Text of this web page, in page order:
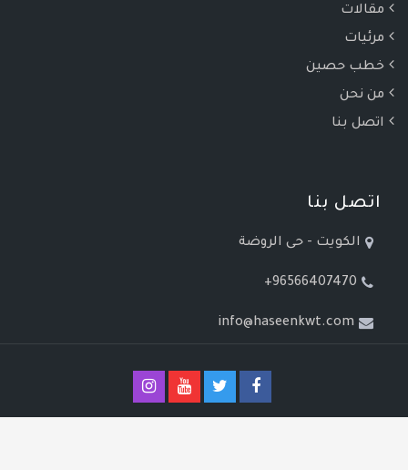
مقالات
مرئيات
خطب حصين
من نحن
اتصل بنا
اتصل بنا
الكويت - حى الروضة
+96566407470
info@haseenkwt.com